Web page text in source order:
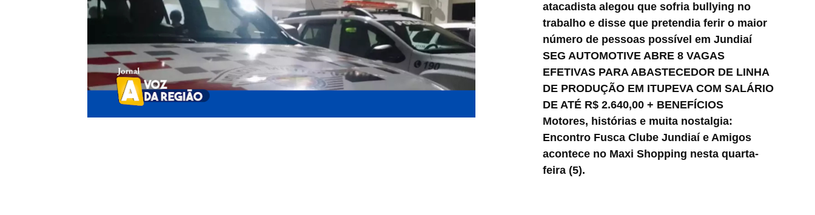
atacadista alegou que sofria bullying no
trabalho e disse que pretendia ferir o maior
número de pessoas possível em Jundiaí
SEG AUTOMOTIVE ABRE 8 VAGAS
EFETIVAS PARA ABASTECEDOR DE LINHA
DE PRODUÇÃO EM ITUPEVA COM SALÁRIO
DE ATÉ R$ 2.640,00 + BENEFÍCIOS
Motores, histórias e muita nostalgia:
Encontro Fusca Clube Jundiaí e Amigos
acontece no Maxi Shopping nesta quarta-
feira (5).